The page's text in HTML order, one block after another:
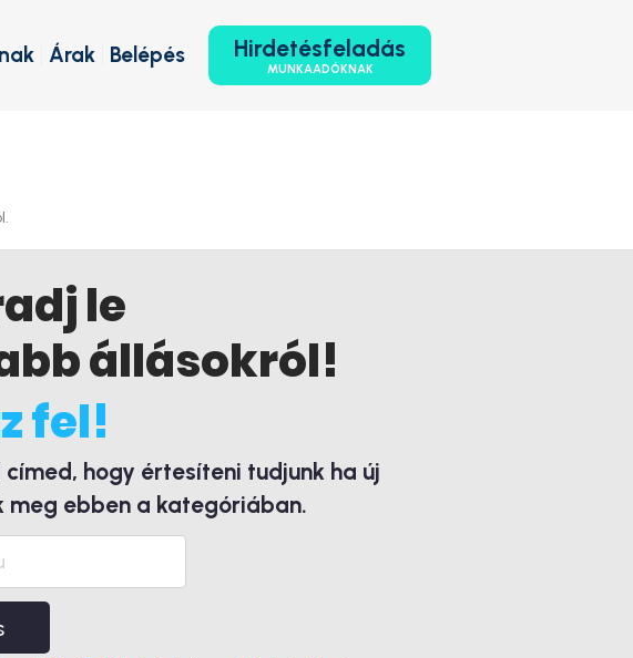
Hirdetésfeladás
MUNKAADÓKNAK
Belépés
Árak
le
állásokról!
fel!
hogy értesíteni tudjunk ha új
meg ebben a kategóriában.